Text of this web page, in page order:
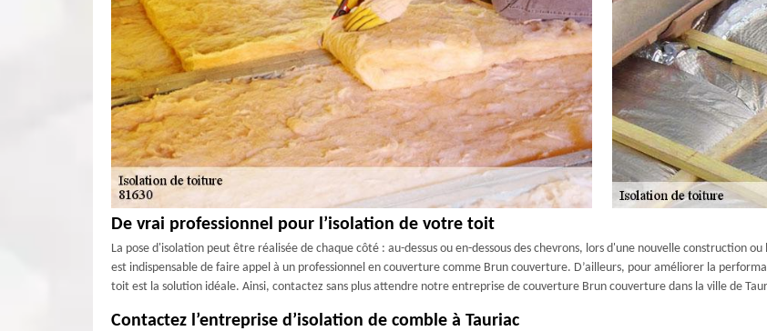
De vrai professionnel pour l’isolation de votre toit
La pose d'isolation peut être réalisée de chaque côté : au-dessus ou en-dessous des chevrons, lors d'une nouvelle construction
est indispensable de faire appel à un professionnel en couverture comme Brun couverture. D’ailleurs, pour améliorer la
toit est la solution idéale. Ainsi, contactez sans plus attendre notre entreprise de couverture Brun couverture dans la ville de
Contactez l’entreprise d’isolation de comble à Tauriac